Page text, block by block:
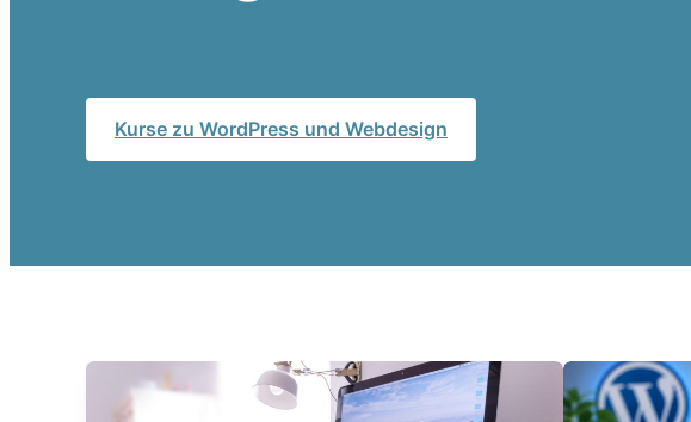
Kurse zu WordPress und Webdesign